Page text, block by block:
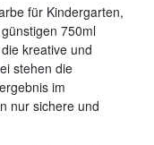
für Kindergarten,
750ml
kreative und
stehen die
im
nur sichere und